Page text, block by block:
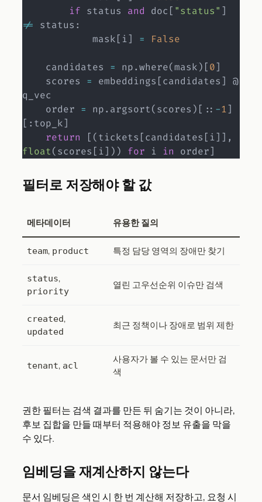
if status and doc [ "status" ]
!= status :
            mask
[ i] = False
    candidates
= np.where(mask) [0]
    scores
= embeddings [candidates]
@
q_vec
    order
= np. argsort(scores ) [ :: -1]
[ : top_k]
return
[ (tickets [candidates [ i] ] ,
float(scores [ i] ) ) for i in order]
필터로 저장해야 할 값
메타데이터 유용한 질의
team, product 특정 담당 영역의 장애만 찾기
status,
priority
열린 고우선순위 이슈만 검색
created,
updated
최근 정책이나 장애로 범위 제한
tenant, acl
사용자가 볼 수 있는 문서만 검
색
권한 필터는 검색 결과를 만든 뒤 숨기는 것이 아니라,
후보 집합을 만들 때부터 적용해야 정보 유출을 막을
수 있다.
임베딩을 재계산하지 않는다
문서 임베딩은 색인 시 한 번 계산해 저장하고, 요청 시